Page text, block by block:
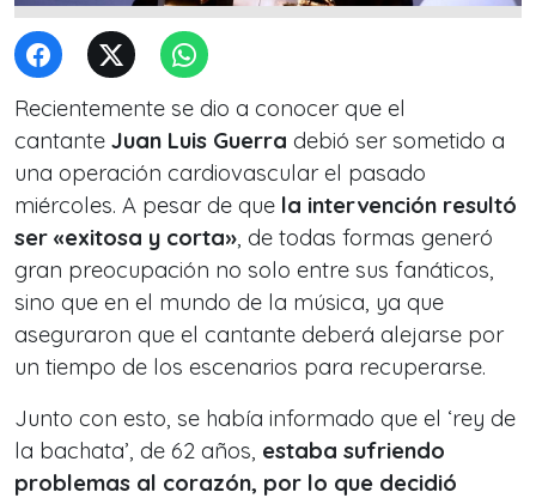
Recientemente se dio a conocer que el
cantante Juan Luis Guerra debió ser sometido a
una operación cardiovascular el pasado
miércoles. A pesar de que la intervención resultó
ser «exitosa y corta», de todas formas generó
gran preocupación no solo entre sus fanáticos,
sino que en el mundo de la música, ya que
aseguraron que el cantante deberá alejarse por
un tiempo de los escenarios para recuperarse.
Junto con esto, se había informado que el ‘rey de
la bachata’, de 62 años, estaba sufriendo
problemas al corazón, por lo que decidió